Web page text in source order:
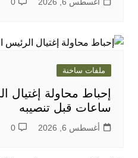
أغسطس 6, 2026 0
ملفات ساخنة
إحباط محاولة إغتيال
ساعات قبل تنصيبه
أغسطس 6, 2026 0